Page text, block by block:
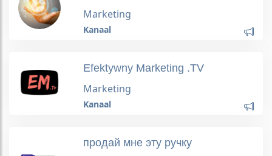
Marketing
Kanaal
Efektywny Marketing .TV
Marketing
Kanaal
продай мне эту ручку